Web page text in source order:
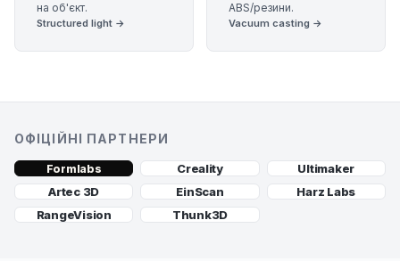
на об'єкт.
Structured light →
ABS/резини.
Vacuum casting →
ОФІЦІЙНІ ПАРТНЕРИ
Formlabs Creality
Ultimaker
Artec 3D
EinScan
Harz Labs
RangeVision
Thunk3D